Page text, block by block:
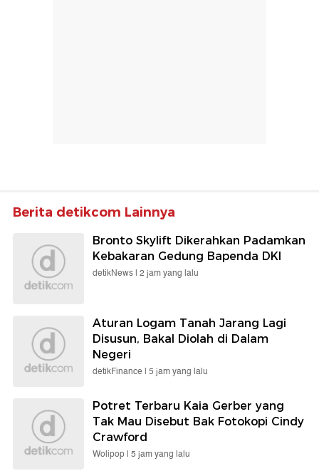
Berita detikcom Lainnya
Bronto Skylift Dikerahkan Padamkan
Kebakaran Gedung Bapenda DKI
detikNews | 2 jam yang lalu
Aturan Logam Tanah Jarang Lagi
Disusun, Bakal Diolah di Dalam
Negeri
detikFinance | 5 jam yang lalu
Potret Terbaru Kaia Gerber yang
Tak Mau Disebut Bak Fotokopi Cindy
Crawford
Wolipop | 5 jam yang lalu